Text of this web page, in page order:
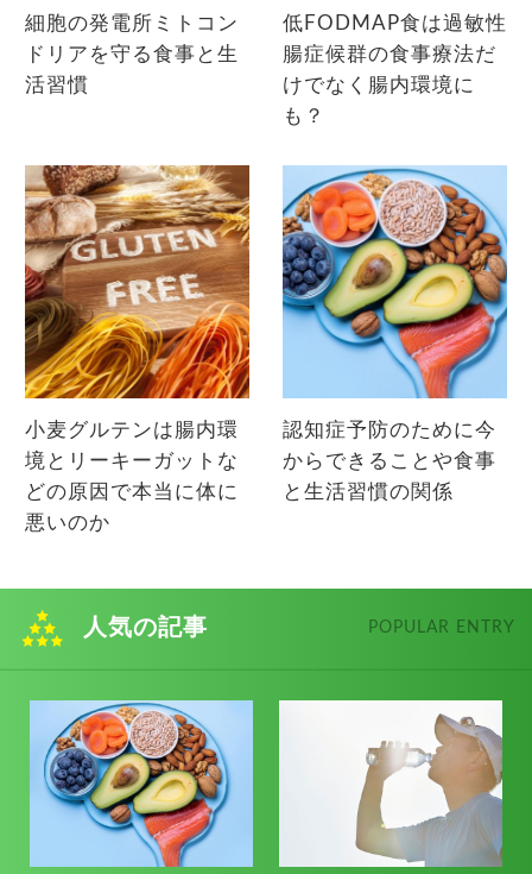
細胞の発電所ミトコン
ドリアを守る食事と生
活習慣
低FODMAP食は過敏性
腸症候群の食事療法だ
けでなく腸内環境に
も？
小麦グルテンは腸内環
境とリーキーガットな
どの原因で本当に体に
悪いのか
認知症予防のために今
からできることや食事
と生活習慣の関係
人気の記事 POPULAR ENTRY